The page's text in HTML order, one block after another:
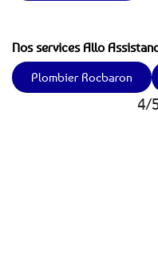
Nos services Allo
Plombier Rocbaron
4/